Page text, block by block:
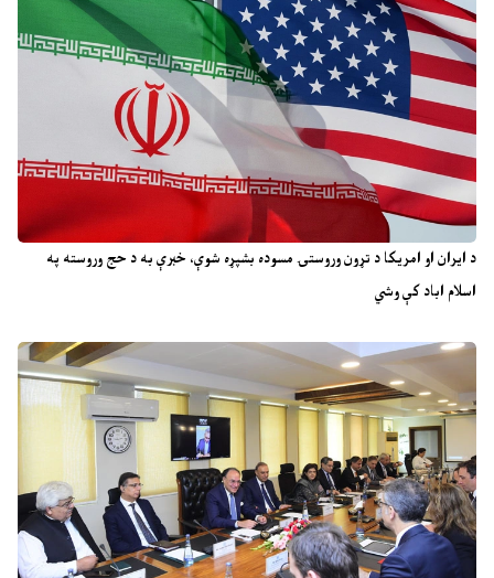
د ایران او امریکا د تړون وروستۍ مسوده بشپړه شوې، خبرې به د حج وروسته په
اسلام اباد کې وشي